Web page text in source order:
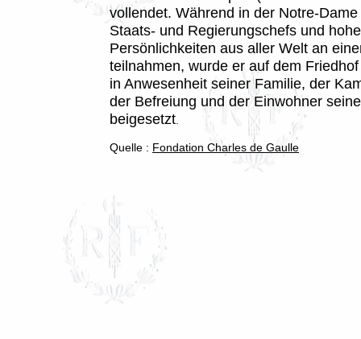
vollendet. Während in der Notre-
Staats- und Regierungschefs und hohe
Persönlichkeiten aus aller Welt an
teilnahmen, wurde er auf dem
in Anwesenheit seiner Familie, der
der Befreiung und der Einwohner
beigesetzt
Quelle : Fondation Charles de Gaulle